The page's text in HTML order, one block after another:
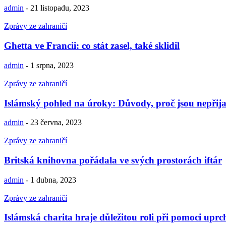
admin - 21 listopadu, 2023
Zprávy ze zahraničí
Ghetta ve Francii: co stát zasel, také sklidil
admin - 1 srpna, 2023
Zprávy ze zahraničí
Islámský pohled na úroky: Důvody, proč jsou
admin - 23 června, 2023
Zprávy ze zahraničí
Britská knihovna pořádala ve svých prostorách iftár
admin - 1 dubna, 2023
Zprávy ze zahraničí
Islámská charita hraje důležitou roli při pomoci